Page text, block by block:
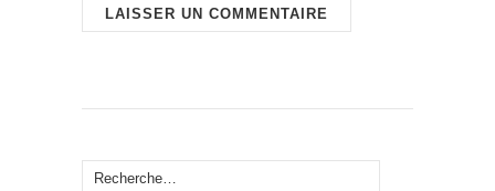
Rechercher :